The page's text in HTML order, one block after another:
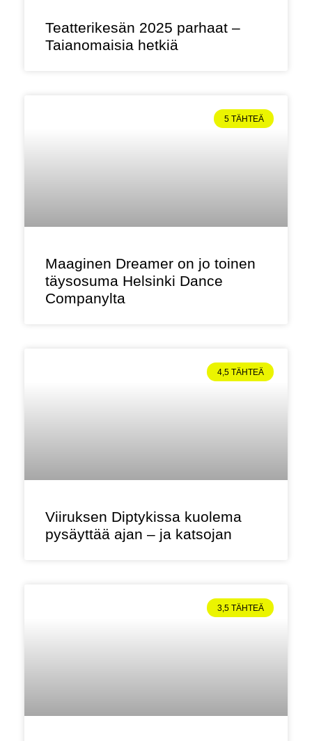
Teatterikesän 2025 parhaat –
Taianomaisia hetkiä
5 TÄHTEÄ
Maaginen Dreamer on jo toinen
täysosuma Helsinki Dance
Companylta
4,5 TÄHTEÄ
Viiruksen Diptykissa kuolema
pysäyttää ajan – ja katsojan
3,5 TÄHTEÄ